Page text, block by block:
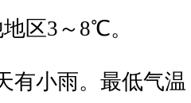
区3～8℃。
有小雨。最低气